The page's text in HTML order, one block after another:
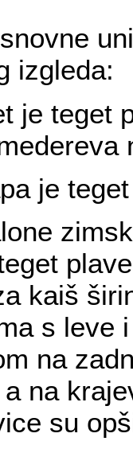
izgleda:
je teget
je
kaiš
s leve
na
na
su